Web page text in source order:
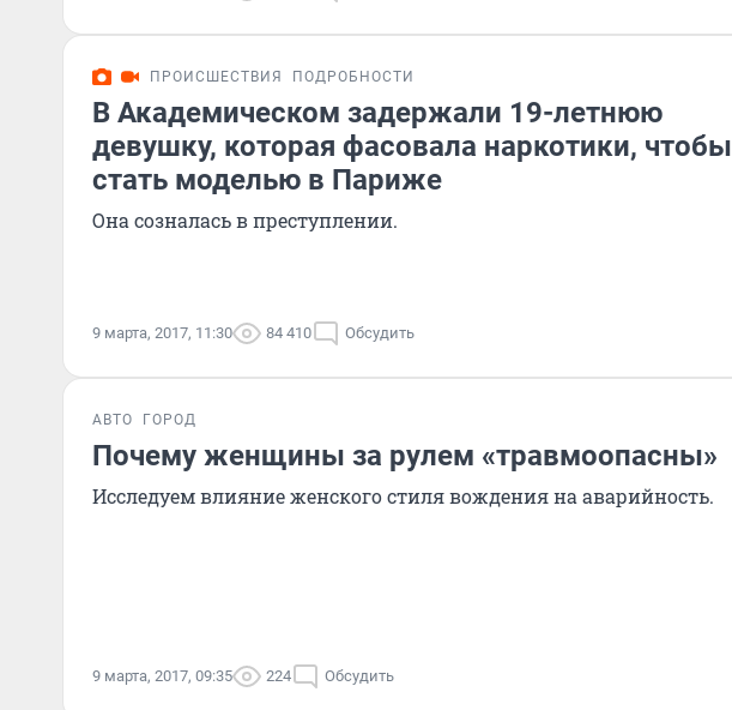
ПРОИСШЕСТВИЯ ПОДРОБНОСТИ
В Академическом задержали 19-летнюю
девушку, которая фасовала наркотики, чтобы
стать моделью в Париже
Она созналась в преступлении.
9 марта, 2017, 11:30 84 410 Обсудить
АВТО ГОРОД
Почему женщины за рулем «травмоопасны»
Исследуем влияние женского стиля вождения на аварийность.
9 марта, 2017, 09:35 224 Обсудить